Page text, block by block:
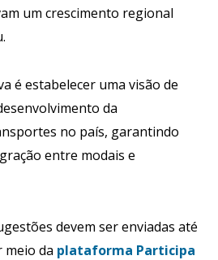
um crescimento regional
é estabelecer uma visão de
da
no país, garantindo
entre modais e
devem ser enviadas até
meio da plataforma Participa